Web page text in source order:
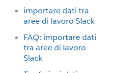
importare dati tra
aree di lavoro Slack
FAQ: importare dati
tra aree di lavoro
Slack